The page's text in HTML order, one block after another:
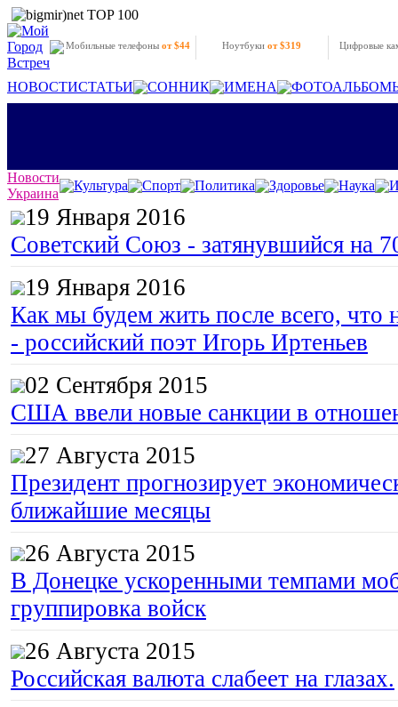
Мобильные телефоны от $44 Ноутбукиот $319 Цифровые
НОВОСТИСТАТЬИ СОННИК ИМЕНА
Новости
Украина
Культура Спорт Политика Здоровье Наука
19 Января 2016
Советский Союз - затянувшийся на
19 Января 2016
Как мы будем жить после всего, что
- российский поэт Игорь Иртеньев
02 Сентября 2015
США ввели новые санкции в
27 Августа 2015
Президент прогнозирует
ближайшие месяцы
26 Августа 2015
В Донецке ускоренными темпами
группировка войск
26 Августа 2015
Российская валюта слабеет на глазах.